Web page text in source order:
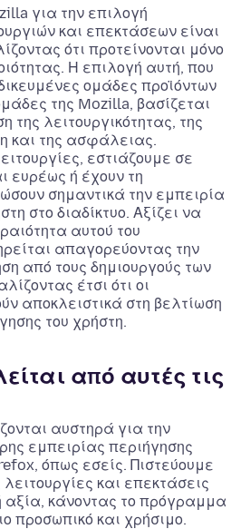
για την επιλογή
και επεκτάσεων είναι
ότι προτείνονται μόνο
Η επιλογή αυτή, που
ομάδες προϊόντων
της Mozilla, βασίζεται
της λειτουργικότητας, της
και της ασφάλειας.
εστιάζουμε σε
ευρέως ή έχουν τη
σημαντικά την εμπειρία
στο διαδίκτυο. Αξίζει να
αυτού του
απαγορεύοντας την
από τους δημιουργούς των
έτσι ότι οι
αποκλειστικά στη βελτίωση
του χρήστη.
από αυτές τις
αυστηρά για την
εμπειρίας περιήγησης
όπως εσείς. Πιστεύουμε
λειτουργίες και επεκτάσεις
αξία, κάνοντας το πρόγραμμα
προσωπικό και χρήσιμο.